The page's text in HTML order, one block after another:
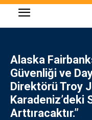
Alaska
Güvenliği ve
Direktörü Troy
Karadeniz’deki
Arttıracaktır.”